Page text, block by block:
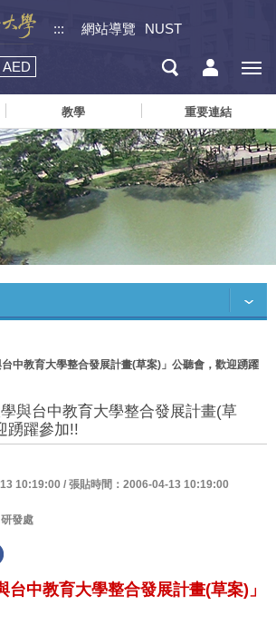
::: 網站導覽 NUST
AED
教學 重要連結
中教育大學整合發展計畫(草案)」公聽會，歡迎踴躍
與台中教育大學整合發展計畫(草
踴躍參加!!
10:19:00 / 張貼時間：2006-04-13 10:19:00
研發處
台中教育大學整合發展計畫(草案)」